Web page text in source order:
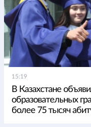
15:19
В Казахстане
образовательных
более 75 тысяч